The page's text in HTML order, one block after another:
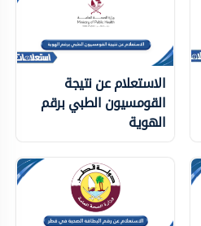
الاستعلام عن نتيجة
القومسيون الطبي برقم
الهوية